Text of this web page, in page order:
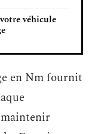
véhicule
en Nm fournit